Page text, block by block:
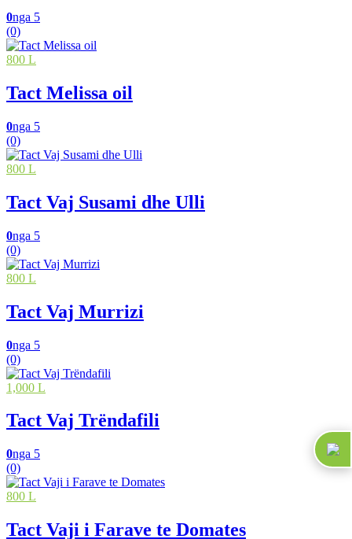
0nga 5
(0)
800 L
Tact Melissa oil
0nga 5
(0)
800 L
Tact Vaj Susami dhe Ulli
0nga 5
(0)
800 L
Tact Vaj Murrizi
0nga 5
(0)
1,000 L
Tact Vaj Trëndafili
0nga 5
(0)
800 L
Tact Vaji i Farave te Domates